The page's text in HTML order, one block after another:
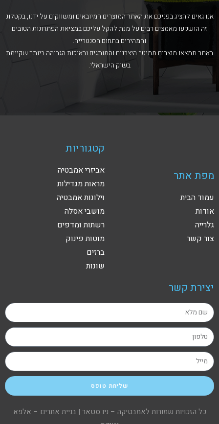
אנו גאים להציג בפניכם את האתר המוצרים המיובאים ומשווקים על ידנו, בקטלוג
זה הושקעו מאמצים רבים על מנת להקל עליכם במציאת הפתרונות הטובים
והמהירים בתחום הסנטרייה.
באתר תמצאו מוצרים ממיטב היצרנים והמותגים ובאיכות הגבוהה ביותר שקיימת
בשוק הישראלי.
מפת אתר
עמוד הבית
אודות
גלרייה
צור קשר
קטגוריות
אביזרי אמבטיה
מראות מגדילות
וילונות אמבטיה
מושבי אסלה
רשתות ומדפים
מוטות פינוק
ברזים
שונות
יצירת קשר
שליחת טופס
כל הזכויות שמורות לאמבטיקה – ניו סטאר | בניית אתרים – אלפא